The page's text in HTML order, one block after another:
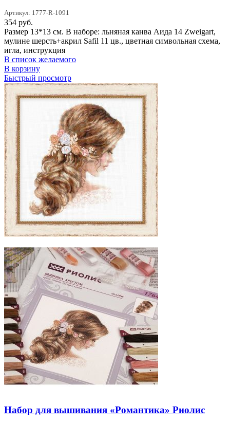
Артикул: 1777-R-1091
354 руб.
Размер 13*13 см. В наборе: льняная канва Аида 14 Zweigart,
мулине шерсть+акрил Safil 11 цв., цветная символьная схема,
игла, инструкция
В список желаемого
В корзину
Быстрый просмотр
Набор для вышивания «Романтика» Риолис